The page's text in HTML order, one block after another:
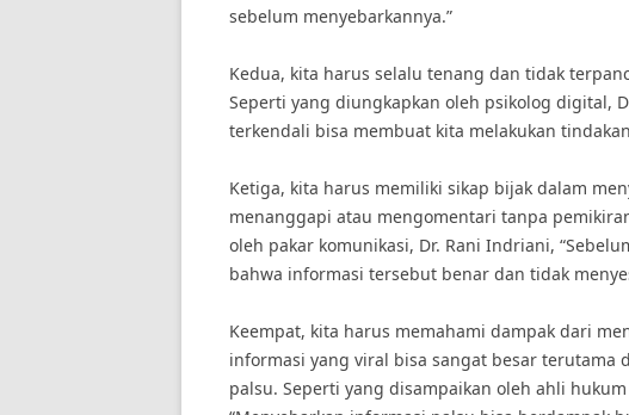
sebelum menyebarkannya.”
Kedua, kita harus selalu tenang dan tidak
Seperti yang diungkapkan oleh psikolog digital,
terkendali bisa membuat kita melakukan
Ketiga, kita harus memiliki sikap bijak dalam
menanggapi atau mengomentari tanpa
oleh pakar komunikasi, Dr. Rani Indriani,
bahwa informasi tersebut benar dan tidak
Keempat, kita harus memahami dampak dari
informasi yang viral bisa sangat besar terutama
palsu. Seperti yang disampaikan oleh ahli